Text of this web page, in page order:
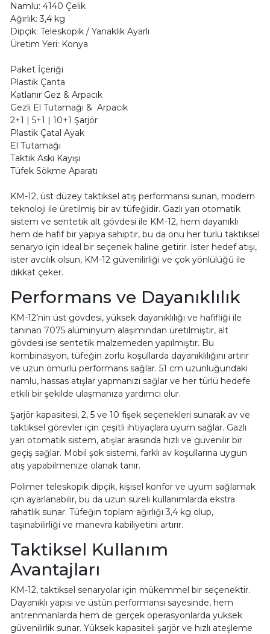
Namlu: 4140 Çelik
Ağırlık: 3,4 kg
Dipçik: Teleskopik / Yanaklık Ayarlı
Üretim Yeri: Konya
Paket İçeriği
Plastik Çanta
Katlanır Gez & Arpacık
Gezli El Tutamağı & Arpacık
2+1 | 5+1 | 10+1 Şarjör
Plastik Çatal Ayak
El Tutamağı
Taktik Askı Kayışı
Tüfek Sökme Aparatı
KM-12, üst düzey taktiksel atış performansı sunan, modern
teknoloji ile üretilmiş bir av tüfeğidir. Gazlı yarı otomatik
sistem ve sentetik alt gövdesi ile KM-12, hem dayanıklı
hem de hafif bir yapıya sahiptir, bu da onu her türlü taktiksel
senaryo için ideal bir seçenek haline getirir. İster hedef atışı,
ister avcılık olsun, KM-12 güvenilirliği ve çok yönlülüğü ile
dikkat çeker.
Performans ve Dayanıklılık
KM-12’nin üst gövdesi, yüksek dayanıklılığı ve hafifliği ile
tanınan 7075 alüminyum alaşımından üretilmiştir, alt
gövdesi ise sentetik malzemeden yapılmıştır. Bu
kombinasyon, tüfeğin zorlu koşullarda dayanıklılığını artırır
ve uzun ömürlü performans sağlar. 51 cm uzunluğundaki
namlu, hassas atışlar yapmanızı sağlar ve her türlü hedefe
etkili bir şekilde ulaşmanıza yardımcı olur.
Şarjör kapasitesi, 2, 5 ve 10 fişek seçenekleri sunarak av ve
taktiksel görevler için çeşitli ihtiyaçlara uyum sağlar. Gazlı
yarı otomatik sistem, atışlar arasında hızlı ve güvenilir bir
geçiş sağlar. Mobil şok sistemi, farklı av koşullarına uygun
atış yapabilmenize olanak tanır.
Polimer teleskopik dipçik, kişisel konfor ve uyum sağlamak
için ayarlanabilir, bu da uzun süreli kullanımlarda ekstra
rahatlık sunar. Tüfeğin toplam ağırlığı 3,4 kg olup,
taşınabilirliği ve manevra kabiliyetini artırır.
Taktiksel Kullanım
Avantajları
KM-12, taktiksel senaryolar için mükemmel bir seçenektir.
Dayanıklı yapısı ve üstün performansı sayesinde, hem
antrenmanlarda hem de gerçek operasyonlarda yüksek
güvenilirlik sunar. Yüksek kapasiteli şarjör ve hızlı ateşleme